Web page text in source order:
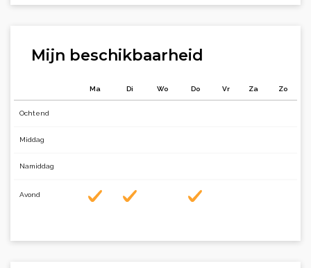
Mijn beschikbaarheid
Ma Di Wo Do Vr Za Zo
Ochtend
Middag
Namiddag
Avond